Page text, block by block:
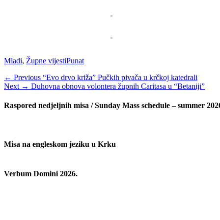
Categories
Mladi, Župne vijestiTags
Punat
Navigacija
objava
← Previous Previous
post:
“Evo drvo križa” Pučkih pivača u krčkoj katedrali
Next → Next
Duhovna obnova volontera župnih Caritasa u “Betaniji”
Raspored nedjeljnih misa / Sunday Mass schedule – summer
Misa na engleskom jeziku u Krku
Verbum Domini 2026.